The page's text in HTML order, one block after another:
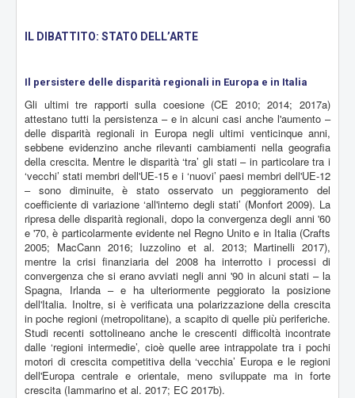
IL DIBATTITO: STATO DELL’ARTE
Il persistere delle disparità regionali in Europa e in Italia
Gli ultimi tre rapporti sulla coesione (CE 2010; 2014; 2017a)
attestano tutti la persistenza – e in alcuni casi anche l'aumento –
delle disparità regionali in Europa negli ultimi venticinque anni,
sebbene evidenzino anche rilevanti cambiamenti nella geografia
della crescita. Mentre le disparità ‘tra’ gli stati – in particolare tra i
‘vecchi’ stati membri dell'UE-15 e i ‘nuovi’ paesi membri dell'UE-12
– sono diminuite, è stato osservato un peggioramento del
coefficiente di variazione ‘all'interno degli stati’ (Monfort 2009). La
ripresa delle disparità regionali, dopo la convergenza degli anni '60
e '70, è particolarmente evidente nel Regno Unito e in Italia (Crafts
2005; MacCann 2016; Iuzzolino et al. 2013; Martinelli 2017),
mentre la crisi finanziaria del 2008 ha interrotto i processi di
convergenza che si erano avviati negli anni '90 in alcuni stati – la
Spagna, Irlanda – e ha ulteriormente peggiorato la posizione
dell'Italia. Inoltre, si è verificata una polarizzazione della crescita
in poche regioni (metropolitane), a scapito di quelle più periferiche.
Studi recenti sottolineano anche le crescenti difficoltà incontrate
dalle ‘regioni intermedie’, cioè quelle aree intrappolate tra i pochi
motori di crescita competitiva della ‘vecchia’ Europa e le regioni
dell'Europa centrale e orientale, meno sviluppate ma in forte
crescita (Iammarino et al. 2017; EC 2017b).